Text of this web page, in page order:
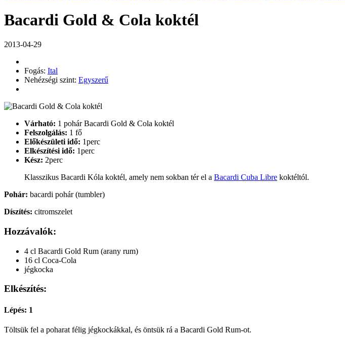
Bacardi Gold & Cola koktél
2013-04-29
Fogás: Ital
Nehézségi szint: Egyszerű
Várható: 1 pohár Bacardi Gold & Cola koktél
Felszolgálás: 1 fő
Előkészületi idő: 1perc
Elkészítési idő: 1perc
Kész: 2perc
Klasszikus Bacardi Kóla koktél, amely nem sokban tér el a Bacardi Cuba Libre koktéltól.
Pohár: bacardi pohár (tumbler)
Díszítés: citromszelet
Hozzávalók:
4 cl Bacardi Gold Rum (arany rum)
16 cl Coca-Cola
jégkocka
Elkészítés:
Lépés: 1
Töltsük fel a poharat félig jégkockákkal, és öntsük rá a Bacardi Gold Rum-ot.